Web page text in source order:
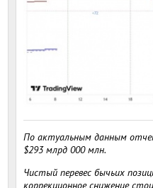
По актуальным данным
$293 млрд 000 млн.
Чистый перевес бычьих
коррекционное снижение